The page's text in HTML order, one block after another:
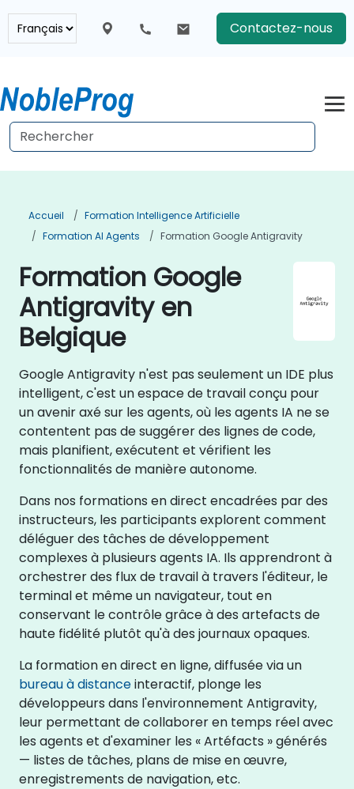
Contactez-nous
Accueil
Formation Intelligence Artificielle
Formation AI Agents
Formation Google Antigravity
Formation Google
Antigravity en
Belgique
Google Antigravity n'est pas seulement un IDE plus
intelligent, c'est un espace de travail conçu pour
un avenir axé sur les agents, où les agents IA ne se
contentent pas de suggérer des lignes de code,
mais planifient, exécutent et vérifient les
fonctionnalités de manière autonome.
Dans nos formations en direct encadrées par des
instructeurs, les participants explorent comment
déléguer des tâches de développement
complexes à plusieurs agents IA. Ils apprendront à
orchestrer des flux de travail à travers l'éditeur, le
terminal et même un navigateur, tout en
conservant le contrôle grâce à des artefacts de
haute fidélité plutôt qu'à des journaux opaques.
La formation en direct en ligne, diffusée via un
bureau à distanceinteractif, plonge les
développeurs dans l'environnement Antigravity,
leur permettant de collaborer en temps réel avec
les agents et d'examiner les « Artéfacts » générés
— listes de tâches, plans de mise en œuvre,
enregistrements de navigation, etc.